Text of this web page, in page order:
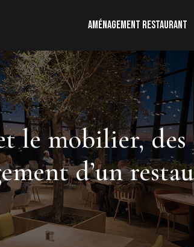
Aménagement restaurant
le mobilier, des
d’un